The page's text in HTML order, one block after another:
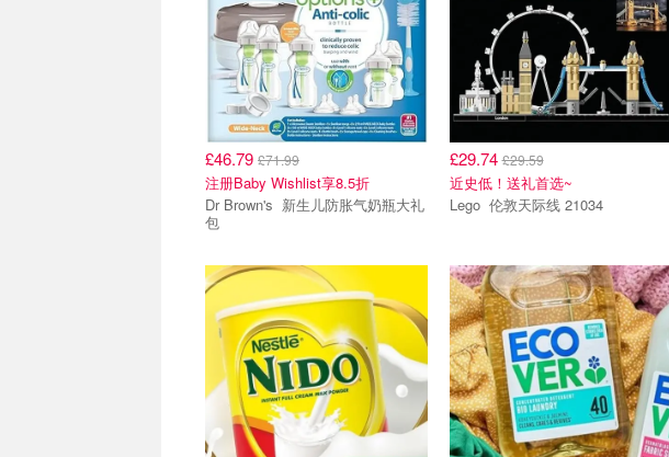
£46.79 £71.99
注册Baby Wishlist享8.5折
Dr Brown's 新生儿防胀气奶瓶大礼
包
£29.74£29.59
近史低！送礼首选~
Lego 伦敦天际线 21034